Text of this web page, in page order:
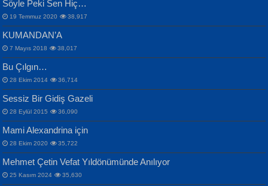
İPEK ACAR SERT
Gazze’nin Şecaati, Ümmetin İmtihanı...
Selahattin Yıldız
İdrakimle Üşürken...
ERDEM BAYAZIT
Sana, Bana, Vatanıma, Ülkemin
İnsanlarına Dair...
Söyle Peki Sen Hiç…
19 Temmuz 2020 38,917
KUMANDAN’A
7 Mayıs 2018 38,017
Bu Çılgın…
28 Ekim 2014 36,714
Sessiz Bir Gidiş Gazeli
28 Eylül 2015 36,090
Mami Alexandrina için
28 Ekim 2020 35,722
Mehmet Çetin Vefat Yıldönümünde Anılıyor
25 Kasım 2024 35,630